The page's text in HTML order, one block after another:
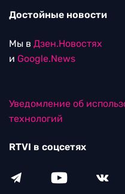
Достойные новости
Мы в Дзен.Новостях
и Google.News
Уведомление об
технологий
RTVI в соцсетях